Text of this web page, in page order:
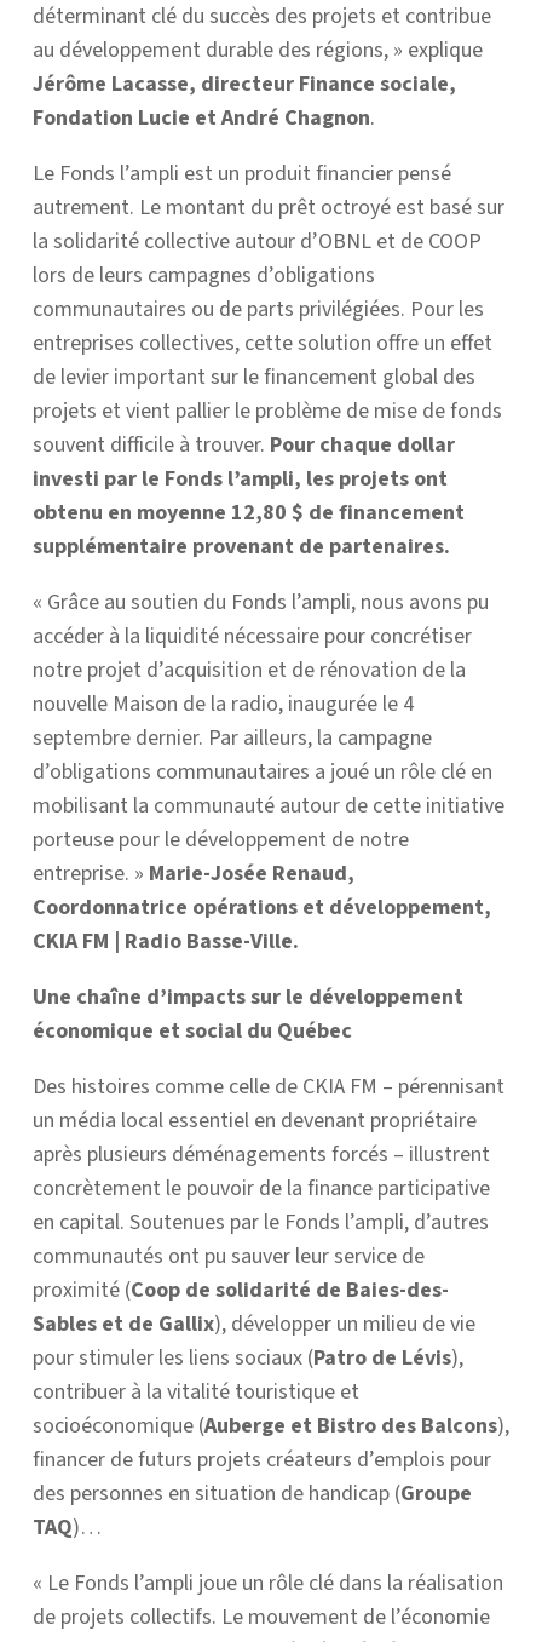
déterminant clé du succès des projets et contribue
au développement durable des régions, » explique
Jérôme Lacasse, directeur Finance sociale,
Fondation Lucie et André Chagnon.
Le Fonds l’ampli est un produit financier pensé
autrement. Le montant du prêt octroyé est basé sur
la solidarité collective autour d’OBNL et de COOP
lors de leurs campagnes d’obligations
communautaires ou de parts privilégiées. Pour les
entreprises collectives, cette solution offre un effet
de levier important sur le financement global des
projets et vient pallier le problème de mise de fonds
souvent difficile à trouver. Pour chaque dollar
investi par le Fonds l’ampli, les projets ont
obtenu en moyenne 12,80 $ de financement
supplémentaire provenant de partenaires.
« Grâce au soutien du Fonds l’ampli, nous avons pu
accéder à la liquidité nécessaire pour concrétiser
notre projet d’acquisition et de rénovation de la
nouvelle Maison de la radio, inaugurée le 4
septembre dernier. Par ailleurs, la campagne
d’obligations communautaires a joué un rôle clé en
mobilisant la communauté autour de cette initiative
porteuse pour le développement de notre
entreprise. » Marie-Josée Renaud,
Coordonnatrice opérations et développement,
CKIA FM | Radio Basse-Ville.
Une chaîne d’impacts sur le développement
économique et social du Québec
Des histoires comme celle de CKIA FM – pérennisant
un média local essentiel en devenant propriétaire
après plusieurs déménagements forcés – illustrent
concrètement le pouvoir de la finance participative
en capital. Soutenues par le Fonds l’ampli, d’autres
communautés ont pu sauver leur service de
proximité (Coop de solidarité de Baies-des-
Sables et de Gallix), développer un milieu de vie
pour stimuler les liens sociaux (Patro de Lévis),
contribuer à la vitalité touristique et
socioéconomique (Auberge et Bistro des Balcons),
financer de futurs projets créateurs d’emplois pour
des personnes en situation de handicap (Groupe
TAQ)…
« Le Fonds l’ampli joue un rôle clé dans la réalisation
de projets collectifs. Le mouvement de l’économie